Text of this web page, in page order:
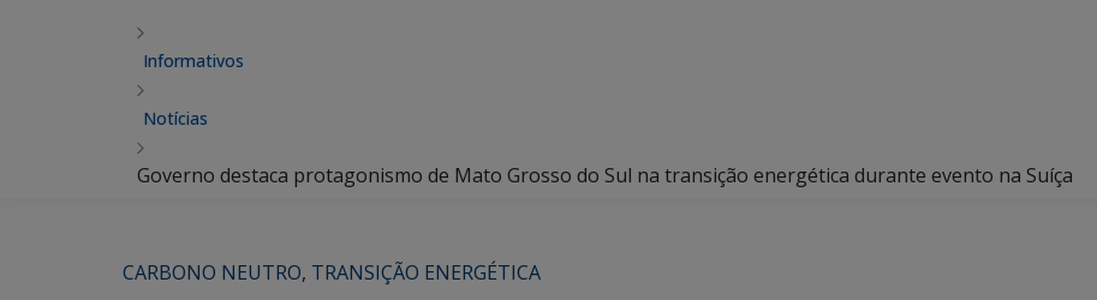
Informativos
Notícias
Governo destaca protagonismo de Mato Grosso do Sul na transição energética durante evento na Suíça
CARBONO NEUTRO, TRANSIÇÃO ENERGÉTICA